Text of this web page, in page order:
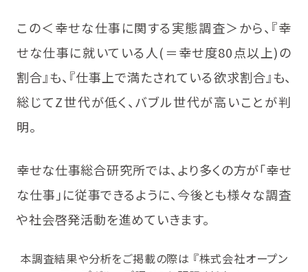
この＜幸せな仕事に関する実態調査＞から、『幸
せな仕事に就いている人(＝幸せ度80点以上)の
割合』も、『仕事上で満たされている欲求割合』も、
総じてZ世代が低く、バブル世代が高いことが判
明。
幸せな仕事総合研究所では、より多くの方が「幸せ
な仕事」に従事できるように、今後とも様々な調査
や社会啓発活動を進めていきます。
本調査結果や分析をご掲載の際は 『株式会社オープン